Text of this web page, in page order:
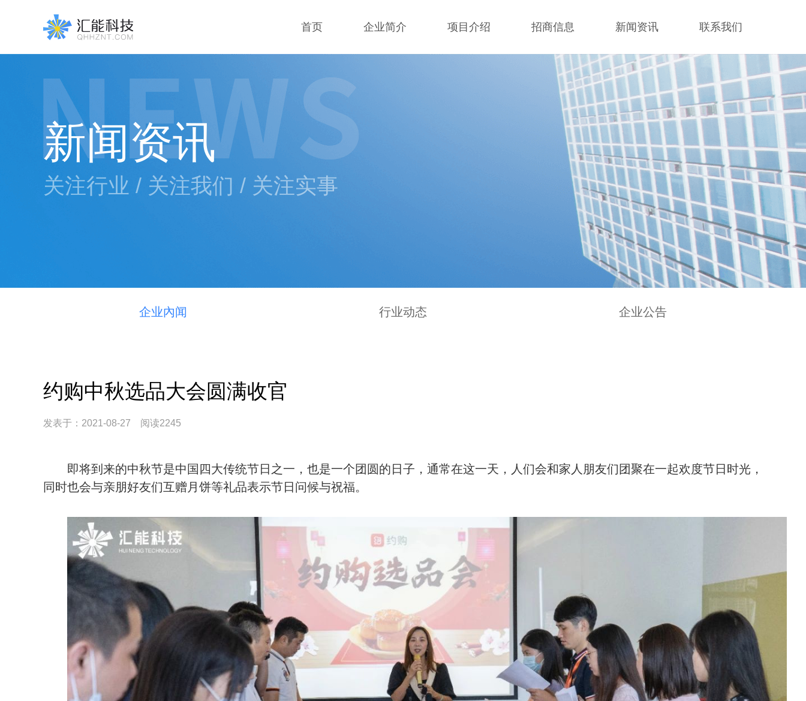
首页 企业简介 项目介绍 招商信息 新闻资讯 联系我们
新闻资讯
关注行业 / 关注我们 / 关注实事
企业內闻 行业动态 企业公告
约购中秋选品大会圆满收官
发表于：2021-08-27 阅读2245
即将到来的中秋节是中国四大传统节日之一，也是一个团圆的日子，通常在这一天，人们会和家人朋友们团聚在一起欢度节日时光，
同时也会与亲朋好友们互赠月饼等礼品表示节日问候与祝福。